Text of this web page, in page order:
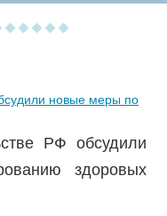
РФ обсудили
здоровых